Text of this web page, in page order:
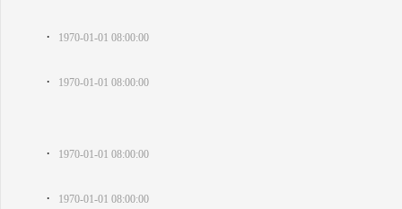
· 1970-01-01 08:00:00
· 1970-01-01 08:00:00
· 1970-01-01 08:00:00
· 1970-01-01 08:00:00